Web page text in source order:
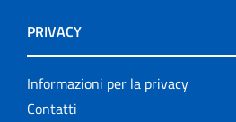
PRIVACY
Informazioni per la privacy
Contatti